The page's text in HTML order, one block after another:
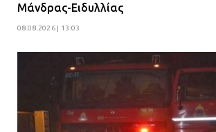
Μάνδρας-Ειδυλλίας
08.08.2026 | 13:03